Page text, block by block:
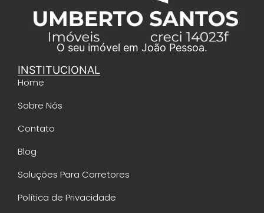
O seu imóvel em João Pessoa.
INSTITUCIONAL
Home
Sobre Nós
Contato
Blog
Soluções Para Corretores
Política de Privacidade